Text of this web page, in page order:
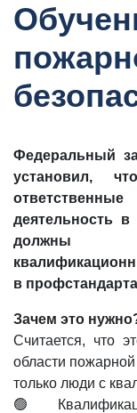
Федеральный
установил,
деятельность в
должны
в
Зачем это
Считается, что
области
только люди с
🟢